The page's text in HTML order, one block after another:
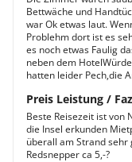
Bettwäche und
war Ok etwas laut.
Problehm dort ist es
es noch etwas Faulig
neben dem
hatten leider Pech,die
Preis Leistung /
Beste Reisezeit ist von
die Insel erkunden
überall am Strand
Redsnepper ca 5,-?